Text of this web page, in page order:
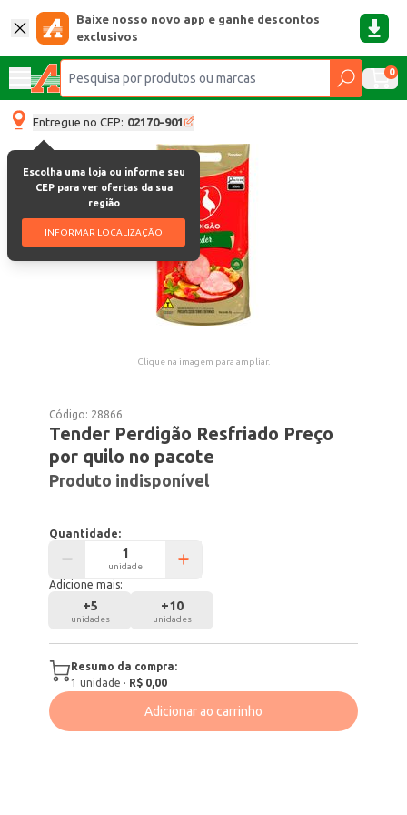
Baixe nosso novo app e ganhe descontos
exclusivos
0
Entregue no CEP: 02170-901
Escolha uma loja ou informe seu
CEP para ver ofertas da sua
região
INFORMAR LOCALIZAÇÃO
Clique na imagem para ampliar.
Código: 28866
Tender Perdigão Resfriado Preço
por quilo no pacote
Produto indisponível
Quantidade:
unidade
Adicione mais:
+5
unidades
+10
unidades
Resumo da compra:
1 unidade · R$ 0,00
Adicionar ao carrinho